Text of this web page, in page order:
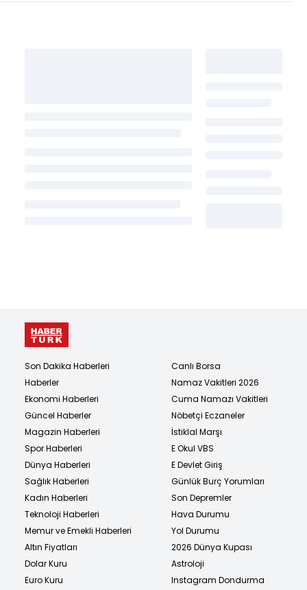
Son Dakika Haberleri
Haberler
Ekonomi Haberleri
Güncel Haberler
Magazin Haberleri
Spor Haberleri
Dünya Haberleri
Sağlık Haberleri
Kadın Haberleri
Teknoloji Haberleri
Memur ve Emekli Haberleri
Altın Fiyatları
Dolar Kuru
Euro Kuru
Canlı Borsa
Namaz Vakitleri 2026
Cuma Namazı Vakitleri
Nöbetçi Eczaneler
İstiklal Marşı
E Okul VBS
E Devlet Giriş
Günlük Burç Yorumları
Son Depremler
Hava Durumu
Yol Durumu
2026 Dünya Kupası
Astroloji
Instagram Dondurma